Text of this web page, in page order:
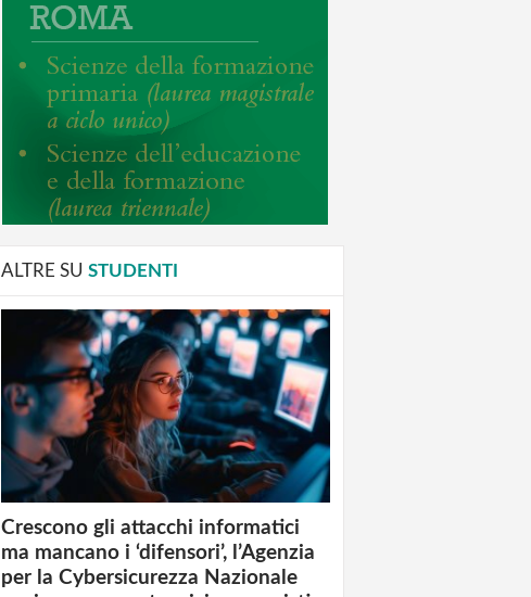
ALTRE SU STUDENTI
Crescono gli attacchi informatici
ma mancano i ‘difensori’, l’Agenzia
per la Cybersicurezza Nazionale